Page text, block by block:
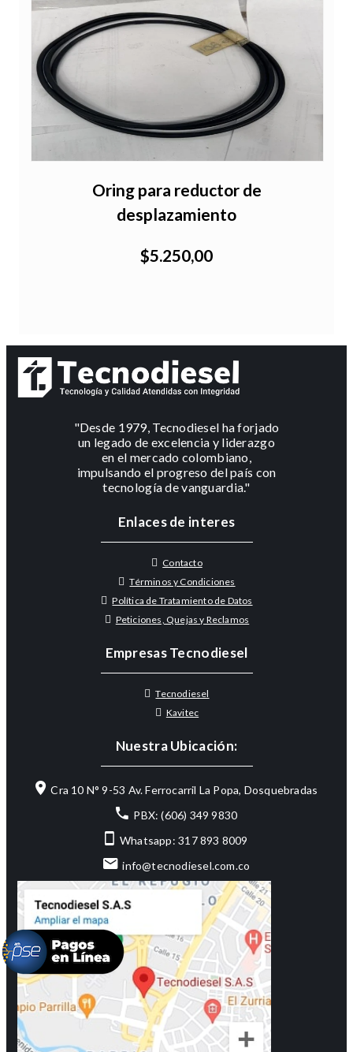
Oring para reductor de
desplazamiento
$5.250,00
"Desde 1979, Tecnodiesel ha forjado
un legado de excelencia y liderazgo
en el mercado colombiano,
impulsando el progreso del país con
tecnología de vanguardia."
Enlaces de interes
Contacto
Términos y Condiciones
Política de Tratamiento de Datos
Peticiones, Quejas y Reclamos
Empresas Tecnodiesel
Tecnodiesel
Kavitec
Nuestra Ubicación:
Cra 10 N° 9-53 Av. Ferrocarril La Popa, Dosquebradas
PBX: (606) 349 9830
Whatsapp: 317 893 8009
info@tecnodiesel.com.co